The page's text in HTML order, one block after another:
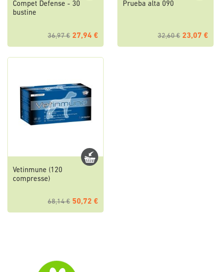
Compet Defense - 30
bustine
36,97 € 27,94 €
Prueba alta 090
32,60 € 23,07 €
Vetinmune (120
compresse)
68,14 € 50,72 €